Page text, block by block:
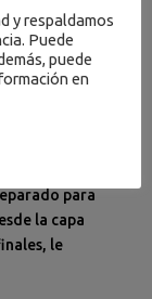
para
la capa
le
y respaldamos
Puede
puede
en